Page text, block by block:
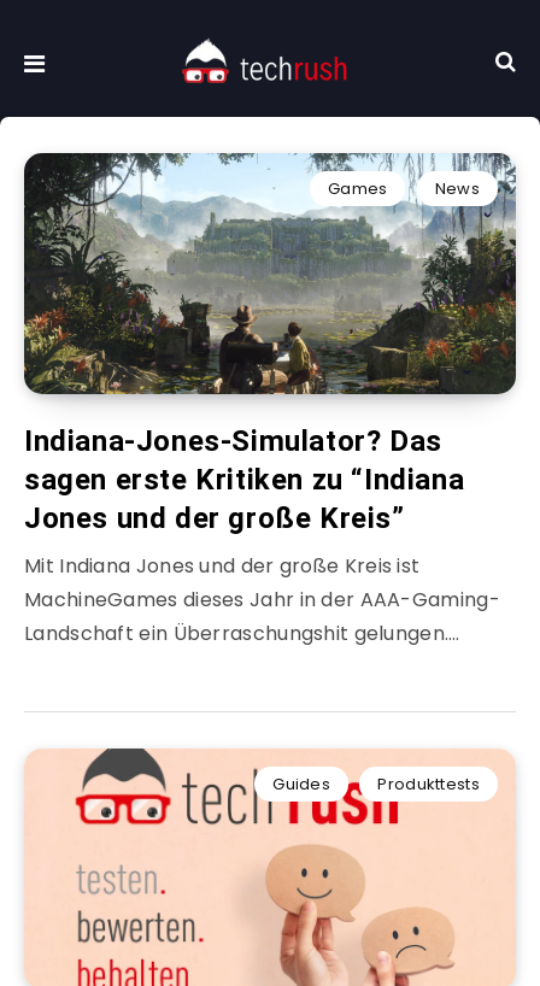
Games News
Indiana-Jones-Simulator? Das
sagen erste Kritiken zu “Indiana
Jones und der große Kreis”
Mit Indiana Jones und der große Kreis ist
MachineGames dieses Jahr in der AAA-Gaming-
Landschaft ein Überraschungshit gelungen….
Guides Produkttests